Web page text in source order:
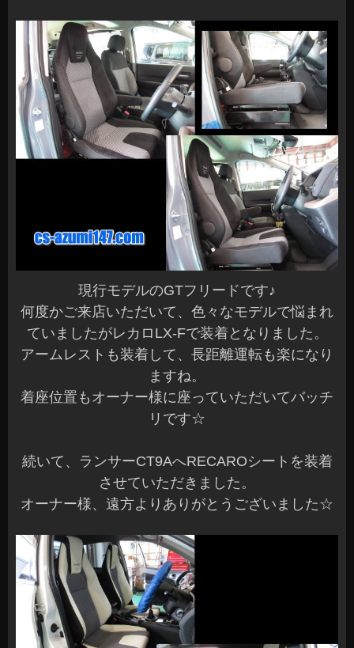
現行モデルのGTフリードです♪
何度かご来店いただいて、色々なモデルで悩まれ
ていましたがレカロLX-Fで装着となりました。
アームレストも装着して、長距離運転も楽になり
ますね。
着座位置もオーナー様に座っていただいてバッチ
リです☆
続いて、ランサーCT9AへRECAROシートを装着
させていただきました。
オーナー様、遠方よりありがとうございました☆